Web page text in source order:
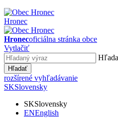
Hronec
Hronecoficiálna stránka obce
Vytlačiť
Hľadať
rozšírené vyhľadávanie
SKSlovensky
SKSlovensky
ENEnglish